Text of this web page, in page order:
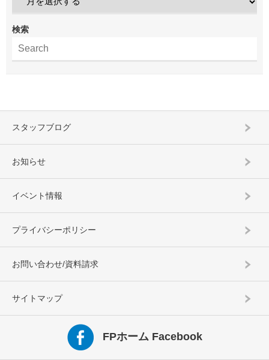
検索
スタッフブログ
お知らせ
イベント情報
プライバシーポリシー
お問い合わせ/資料請求
サイトマップ
FPホーム Facebook